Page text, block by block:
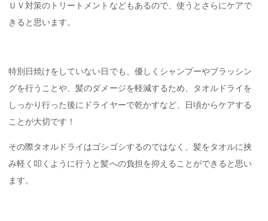
ＵＶ対策のトリートメントなどもあるので、使うとさらにケアで
きると思います。
特別日焼けをしていない日でも、優しくシャンプーやブラッシン
グを行うことや、髪のダメージを軽減するため、タオルドライを
しっかり行った後にドライヤーで乾かすなど、日頃からケアする
ことが大切です！
その際タオルドライはゴシゴシするのではなく、髪をタオルに挟
み軽く叩くように行うと髪への負担を抑えることができると思い
ます。